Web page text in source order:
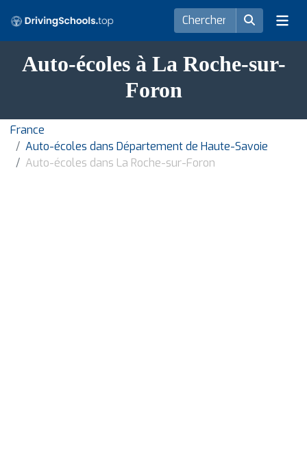
Auto-écoles à La Roche-sur-
Foron
France
Auto-écoles dans Département de Haute-Savoie
Auto-écoles dans La Roche-sur-Foron